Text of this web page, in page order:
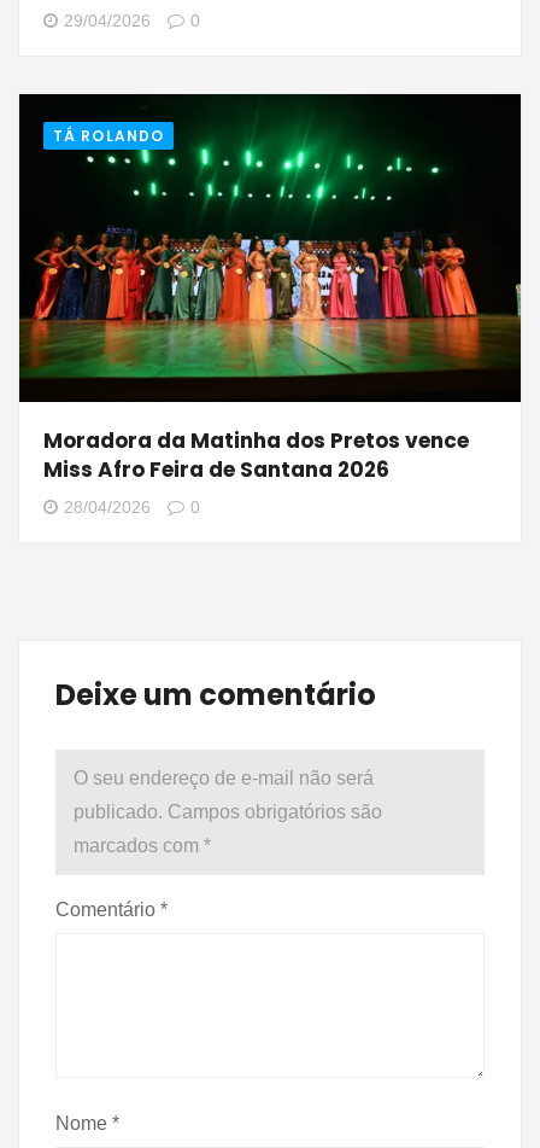
29/04/2026 0
TÁ ROLANDO
Moradora da Matinha dos Pretos vence
Miss Afro Feira de Santana 2026
28/04/2026 0
Deixe um comentário
O seu endereço de e-mail não será
publicado. Campos obrigatórios são
marcados com *
Comentário *
Nome *